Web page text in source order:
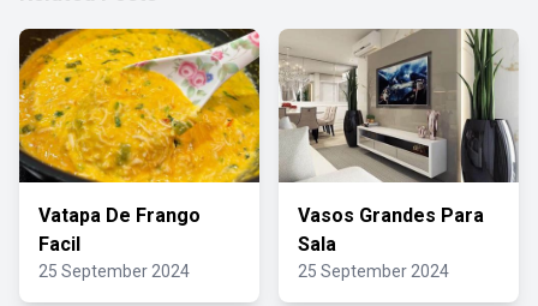
Vatapa De Frango
Facil
25 September 2024
Vasos Grandes Para
Sala
25 September 2024